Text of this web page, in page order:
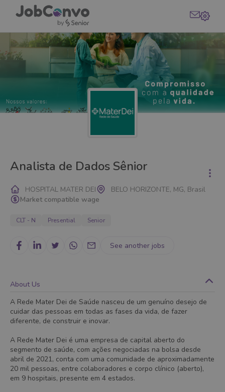
Analista de Dados Sênior
HOSPITAL MATER DEI
BELO HORIZONTE, MG, Brasil
Market compatible wage
CLT - N Presential Senior
See another jobs
About Us
A Rede Mater Dei de Saúde nasceu de um genuíno desejo de
cuidar das pessoas em todas as fases da vida, de fazer
diferente, de construir e inovar.
A Rede Mater Dei é uma empresa de capital aberto do
segmento de saúde, com ações negociadas na bolsa desde
abril de 2021, conta com uma comunidade de aproximadamente
20 mil pessoas, entre colaboradores e corpo clínico (aberto),
em 9 hospitais, presente em 4 estados.